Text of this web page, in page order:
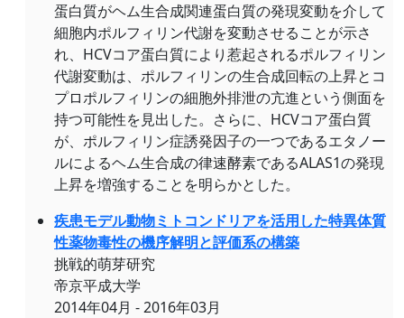
蛋白質がヘム生合成関連蛋白質の発現変動を介して
細胞内ポルフィリン代謝を変動させることが示さ
れ、HCVコア蛋白質により惹起されるポルフィリン
代謝変動は、ポルフィリンの生合成回転の上昇とコ
プロポルフィリンの細胞外排泄の亢進という側面を
持つ可能性を見出した。さらに、HCVコア蛋白質
が、ポルフィリン症誘発因子の一つであるエタノー
ルによるヘム生合成の律速酵素であるALAS1の発現
上昇を増強することを明らかとした。
疾患モデル動物ミトコンドリアを活用した特異体質
性薬物毒性の機序解明と評価系の構築
挑戦的萌芽研究
帝京平成大学
2014年04月 - 2016年03月